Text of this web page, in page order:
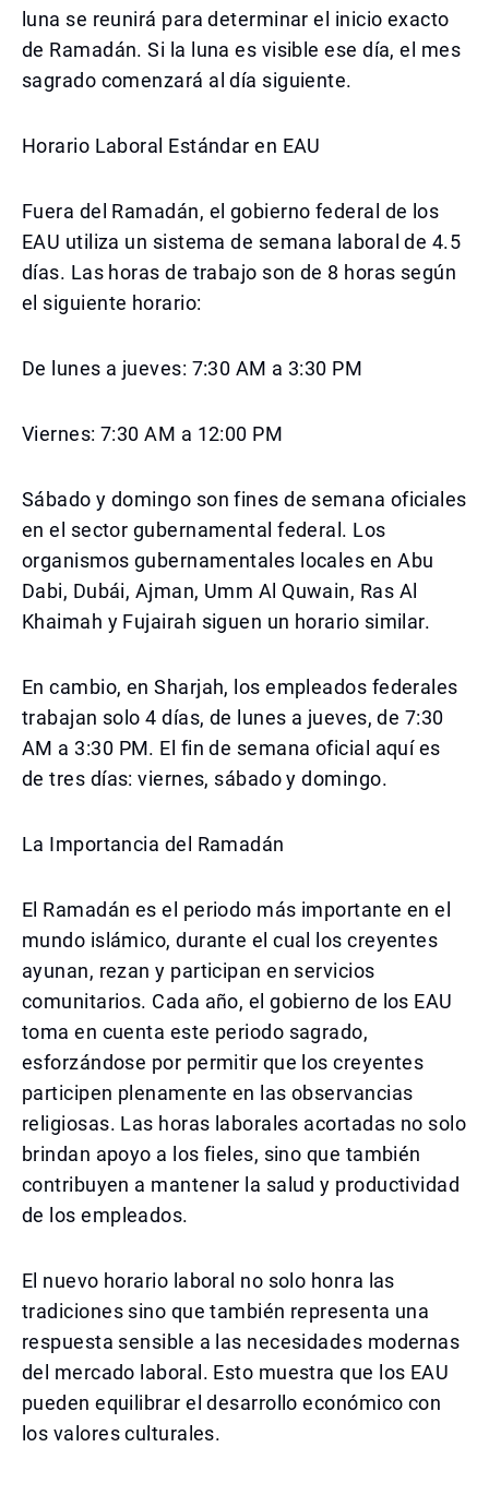
luna se reunirá para determinar el inicio exacto
de Ramadán. Si la luna es visible ese día, el mes
sagrado comenzará al día siguiente.
Horario Laboral Estándar en EAU
Fuera del Ramadán, el gobierno federal de los
EAU utiliza un sistema de semana laboral de 4.5
días. Las horas de trabajo son de 8 horas según
el siguiente horario:
De lunes a jueves: 7:30 AM a 3:30 PM
Viernes: 7:30 AM a 12:00 PM
Sábado y domingo son fines de semana oficiales
en el sector gubernamental federal. Los
organismos gubernamentales locales en Abu
Dabi, Dubái, Ajman, Umm Al Quwain, Ras Al
Khaimah y Fujairah siguen un horario similar.
En cambio, en Sharjah, los empleados federales
trabajan solo 4 días, de lunes a jueves, de 7:30
AM a 3:30 PM. El fin de semana oficial aquí es
de tres días: viernes, sábado y domingo.
La Importancia del Ramadán
El Ramadán es el periodo más importante en el
mundo islámico, durante el cual los creyentes
ayunan, rezan y participan en servicios
comunitarios. Cada año, el gobierno de los EAU
toma en cuenta este periodo sagrado,
esforzándose por permitir que los creyentes
participen plenamente en las observancias
religiosas. Las horas laborales acortadas no solo
brindan apoyo a los fieles, sino que también
contribuyen a mantener la salud y productividad
de los empleados.
El nuevo horario laboral no solo honra las
tradiciones sino que también representa una
respuesta sensible a las necesidades modernas
del mercado laboral. Esto muestra que los EAU
pueden equilibrar el desarrollo económico con
los valores culturales.